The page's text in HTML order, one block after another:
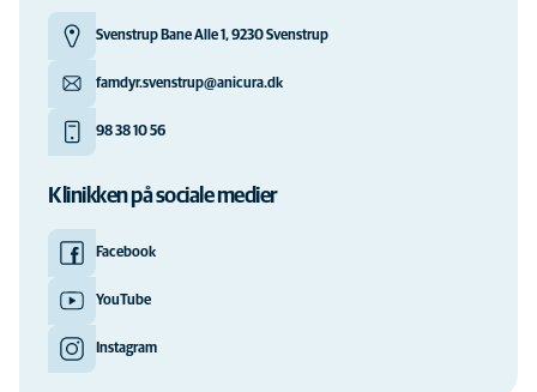
Svenstrup Bane Alle 1, 9230 Svenstrup
famdyr.svenstrup@anicura.dk
98 38 10 56
Klinikken på sociale medier
Facebook
YouTube
Instagram